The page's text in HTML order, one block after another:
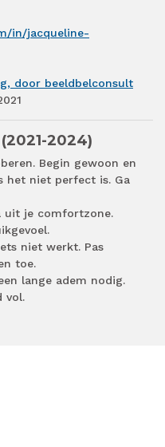
in/jacqueline-
door beeldbelconsult
2024)
Begin gewoon en
het niet perfect is. Ga
uit je comfortzone.
niet werkt. Pas
toe.
lange adem nodig.
vol.